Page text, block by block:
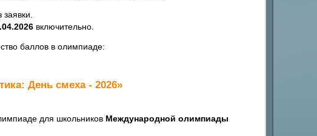
включительно.
баллов в олимпиаде:
День смеха - 2026»
для школьников Международной олимпиады